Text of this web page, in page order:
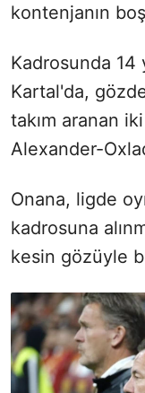
kontenjanın
Kadrosunda 14
Kartal'da,
takım aranan
Alexander-
Onana, ligde
kadrosuna
kesin gözüyle